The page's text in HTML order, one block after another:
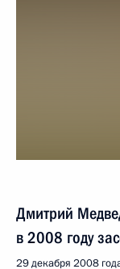
Дмитрий
в 2008 году
29 декабря 2008